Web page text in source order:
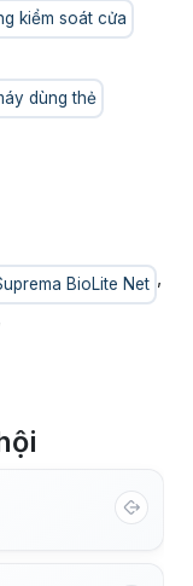
kiểm soát cửa
dùng thẻ
BioLite Net